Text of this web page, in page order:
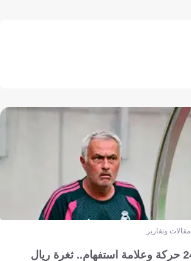
مقالات وتقارير
24 حركة وعلامة استفهام.. ثغرة ريال